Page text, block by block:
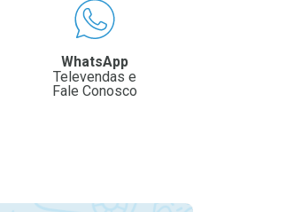
WhatsApp
Televendas e
Fale Conosco